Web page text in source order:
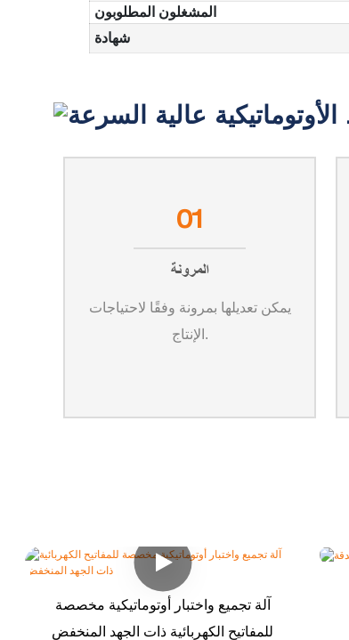
المشغلون المطلوبون
شهادة
01
المرونة
يمكن تعديلها بمرونة وفقًا لاحتياجات
الإنتاج.
آلة تجميع واختبار أوتوماتيكية مخصصة
للمفاتيح الكهربائية ذات الجهد المنخفض